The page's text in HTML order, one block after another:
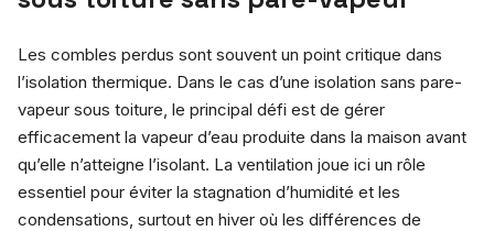
Les combles perdus sont souvent un point critique dans
l’isolation thermique. Dans le cas d’une isolation sans pare-
vapeur sous toiture, le principal défi est de gérer
efficacement la vapeur d’eau produite dans la maison avant
qu’elle n’atteigne l’isolant. La ventilation joue ici un rôle
essentiel pour éviter la stagnation d’humidité et les
condensations, surtout en hiver où les différences de